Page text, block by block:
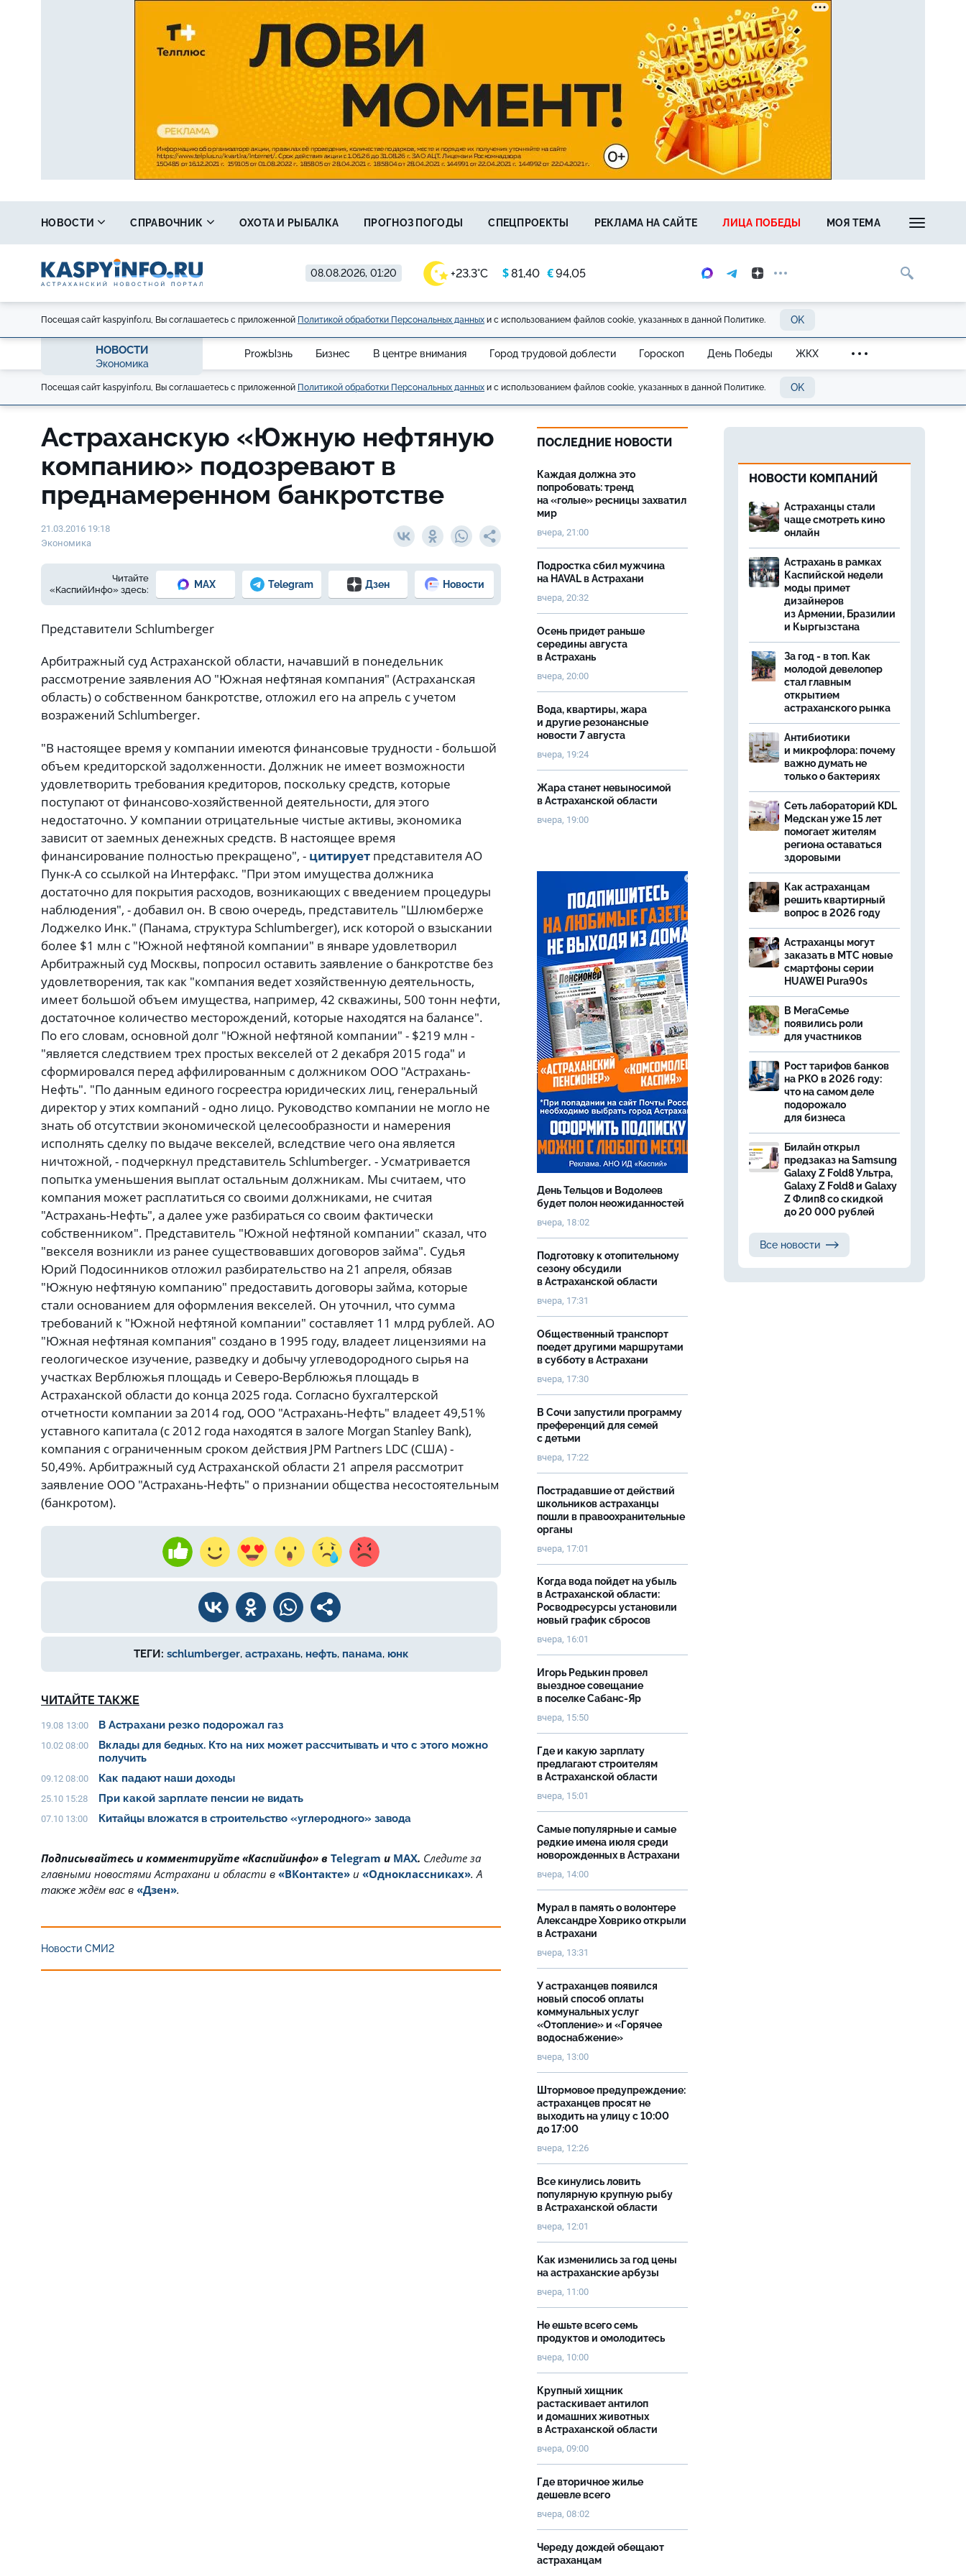
08.08.2026, 01:20 +23.3°C $81,40 €94,05
НОВОСТИ СПРАВОЧНИК ОХОТА И РЫБАЛКА ПРОГНОЗ ПОГОДЫ СПЕЦПРОЕКТЫ РЕКЛАМА НА САЙТЕ ЛИЦА ПОБЕДЫ МОЯ ТЕМА
Посещая сайт kaspyinfo.ru, Вы соглашаетесь с приложенной Политикой обработки Персональных данных и с использованием файлов cookie, указанных в данной Политике. OK
НОВОСТИ
Экономика
ProжЫзнь Бизнес В центре внимания Город трудовой доблести Гороскоп День Победы ЖКХ
Посещая сайт kaspyinfo.ru, Вы соглашаетесь с приложенной Политикой обработки Персональных данных и с использованием файлов cookie, указанных в данной Политике. OK
Астраханскую «Южную нефтяную
компанию» подозревают в
преднамеренном банкротстве
21.03.2016 19:18
Экономика
Читайте
«КаспийИнфо» здесь:
MAX Telegram Дзен Новости
Представители Schlumberger
Арбитражный суд Астраханской области, начавший в понедельник
рассмотрение заявления АО "Южная нефтяная компания" (Астраханская
область) о собственном банкротстве, отложил его на апрель с учетом
возражений Schlumberger.
"В настоящее время у компании имеются финансовые трудности - большой
объем кредиторской задолженности. Должник не имеет возможности
удовлетворить требования кредиторов, поскольку средств, которые
поступают от финансово-хозяйственной деятельности, для этого
недостаточно. У компании отрицательные чистые активы, экономика
зависит от заемных денежных средств. В настоящее время
финансирование полностью прекращено", - цитирует представителя АО
Пунк-А со ссылкой на Интерфакс. "При этом имущества должника
достаточно для покрытия расходов, возникающих с введением процедуры
наблюдения", - добавил он. В свою очередь, представитель "Шлюмберже
Лоджелко Инк." (Панама, структура Schlumberger), иск которой о взыскании
более $1 млн с "Южной нефтяной компании" в январе удовлетворил
Арбитражный суд Москвы, попросил оставить заявление о банкротстве без
удовлетворения, так как "компания ведет хозяйственную деятельность,
имеет большой объем имущества, например, 42 скважины, 500 тонн нефти,
достаточное количество месторождений, которые находятся на балансе".
По его словам, основной долг "Южной нефтяной компании" - $219 млн -
"является следствием трех простых векселей от 2 декабря 2015 года" и
сформировался перед аффилированным с должником ООО "Астрахань-
Нефть". "По данным единого госреестра юридических лиц, генеральный
директор у этих компаний - одно лицо. Руководство компании не могло не
знать об отсутствии экономической целесообразности и намерения
исполнять сделку по выдаче векселей, вследствие чего она является
ничтожной, - подчеркнул представитель Schlumberger. - Усматривается
попытка уменьшения выплат остальным должникам. Мы считаем, что
компания может расплатиться со своими должниками, не считая
"Астрахань-Нефть", а далее уже разбираться со своим фактически
собственником". Представитель "Южной нефтяной компании" сказал, что
"векселя возникли из ранее существовавших договоров займа". Судья
Юрий Подосинников отложил разбирательство на 21 апреля, обязав
"Южную нефтяную компанию" предоставить договоры займа, которые
стали основанием для оформления векселей. Он уточнил, что сумма
требований к "Южной нефтяной компании" составляет 11 млрд рублей. АО
"Южная нефтяная компания" создано в 1995 году, владеет лицензиями на
геологическое изучение, разведку и добычу углеводородного сырья на
участках Верблюжья площадь и Северо-Верблюжья площадь в
Астраханской области до конца 2025 года. Согласно бухгалтерской
отчетности компании за 2014 год, ООО "Астрахань-Нефть" владеет 49,51%
уставного капитала (с 2012 года находятся в залоге Morgan Stanley Bank),
компания с ограниченным сроком действия JPM Partners LDC (США) -
50,49%. Арбитражный суд Астраханской области 21 апреля рассмотрит
заявление ООО "Астрахань-Нефть" о признании общества несостоятельным
(банкротом).
ТЕГИ: schlumberger, астрахань, нефть, панама, юнк
ЧИТАЙТЕ ТАКЖЕ
19.08 13:00 В Астрахани резко подорожал газ
10.02 08:00
Вклады для бедных. Кто на них может рассчитывать и что с этого можно
получить
09.12 08:00 Как падают наши доходы
25.10 15:28 При какой зарплате пенсии не видать
07.10 13:00 Китайцы вложатся в строительство «углеродного» завода
Подписывайтесь и комментируйте «Каспийинфо» в Telegram и MAX. Cледите за
главными новостями Астрахани и области в «ВКонтакте» и «Одноклассниках». А
также ждём вас в «Дзен».
Новости СМИ2
ПОСЛЕДНИЕ НОВОСТИ
Каждая должна это
попробовать: тренд
на «голые» ресницы захватил
мир
вчера, 21:00
Подростка сбил мужчина
на HAVAL в Астрахани
вчера, 20:32
Осень придет раньше
середины августа
в Астрахань
вчера, 20:00
Вода, квартиры, жара
и другие резонансные
новости 7 августа
вчера, 19:24
Жара станет невыносимой
в Астраханской области
вчера, 19:00
День Тельцов и Водолеев
будет полон неожиданностей
вчера, 18:02
Подготовку к отопительному
сезону обсудили
в Астраханской области
вчера, 17:31
Общественный транспорт
поедет другими маршрутами
в субботу в Астрахани
вчера, 17:30
В Сочи запустили программу
преференций для семей
с детьми
вчера, 17:22
Пострадавшие от действий
школьников астраханцы
пошли в правоохранительные
органы
вчера, 17:01
Когда вода пойдет на убыль
в Астраханской области:
Росводресурсы установили
новый график сбросов
вчера, 16:01
Игорь Редькин провел
выездное совещание
в поселке Сабанс-Яр
вчера, 15:50
Где и какую зарплату
предлагают строителям
в Астраханской области
вчера, 15:01
Самые популярные и самые
редкие имена июля среди
новорожденных в Астрахани
вчера, 14:00
Мурал в память о волонтере
Александре Ховрико открыли
в Астрахани
вчера, 13:31
У астраханцев появился
новый способ оплаты
коммунальных услуг
«Отопление» и «Горячее
водоснабжение»
вчера, 13:00
Штормовое предупреждение:
астраханцев просят не
выходить на улицу с 10:00
до 17:00
вчера, 12:26
Все кинулись ловить
популярную крупную рыбу
в Астраханской области
вчера, 12:01
Как изменились за год цены
на астраханские арбузы
вчера, 11:00
Не ешьте всего семь
продуктов и омолодитесь
вчера, 10:00
Крупный хищник
растаскивает антилоп
и домашних животных
в Астраханской области
вчера, 09:00
Где вторичное жилье
дешевле всего
вчера, 08:02
Череду дождей обещают
астраханцам
НОВОСТИ КОМПАНИЙ
Астраханцы стали
чаще смотреть кино
онлайн
Астрахань в рамках
Каспийской недели
моды примет
дизайнеров
из Армении, Бразилии
и Кыргызстана
За год - в топ. Как
молодой девелопер
стал главным
открытием
астраханского рынка
Антибиотики
и микрофлора: почему
важно думать не
только о бактериях
Сеть лабораторий KDL
Медскан уже 15 лет
помогает жителям
региона оставаться
здоровыми
Как астраханцам
решить квартирный
вопрос в 2026 году
Астраханцы могут
заказать в МТС новые
смартфоны серии
HUAWEI Pura90s
В МегаСемье
появились роли
для участников
Рост тарифов банков
на РКО в 2026 году:
что на самом деле
подорожало
для бизнеса
Билайн открыл
предзаказ на Samsung
Galaxy Z Fold8 Ультра,
Galaxy Z Fold8 и Galaxy
Z Флип8 со скидкой
до 20 000 рублей
Все новости